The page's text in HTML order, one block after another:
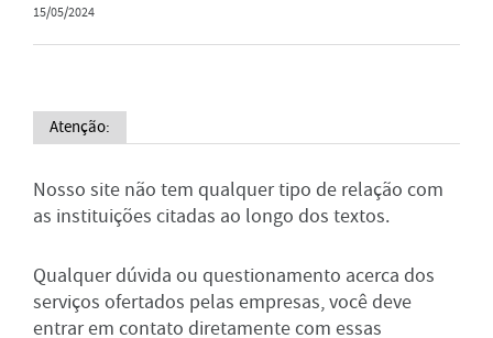
15/05/2024
Atenção:
Nosso site não tem qualquer tipo de relação com
as instituições citadas ao longo dos textos.
Qualquer dúvida ou questionamento acerca dos
serviços ofertados pelas empresas, você deve
entrar em contato diretamente com essas